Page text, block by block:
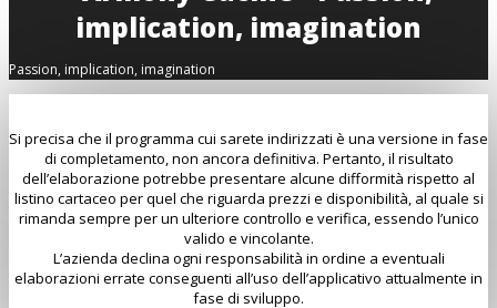
Passion, implication, imagination
Si precisa che il programma cui sarete indirizzati è una versione in fase
di completamento, non ancora definitiva. Pertanto, il risultato
dell’elaborazione potrebbe presentare alcune difformità rispetto al
listino cartaceo per quel che riguarda prezzi e disponibilità, al quale si
rimanda sempre per un ulteriore controllo e verifica, essendo l’unico
valido e vincolante.
L’azienda declina ogni responsabilità in ordine a eventuali
elaborazioni errate conseguenti all’uso dell’applicativo attualmente in
fase di sviluppo.